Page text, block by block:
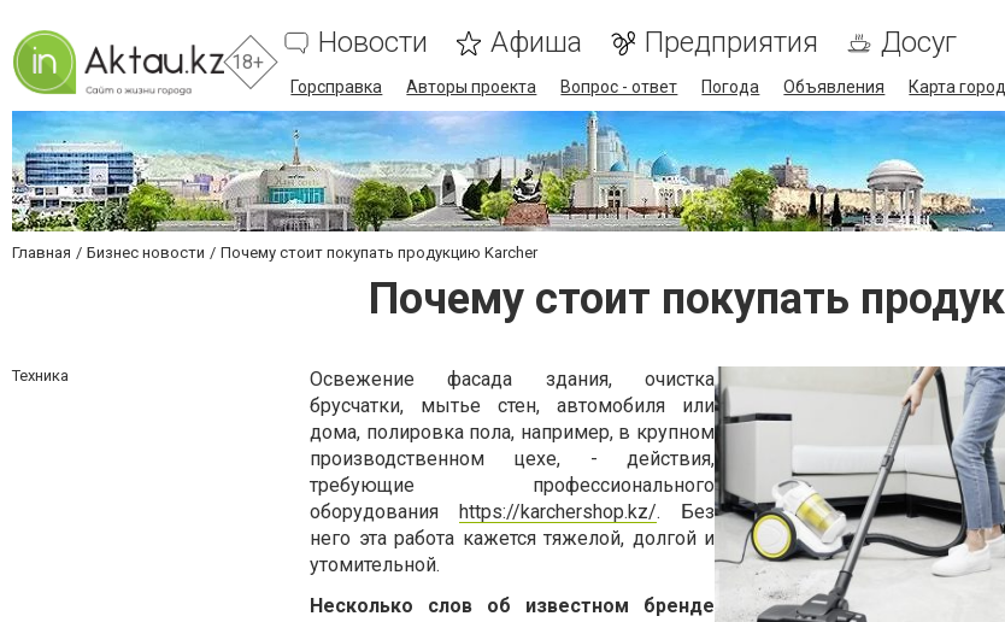
18+
Новости Афиша Предприятия Досуг
Горсправка Авторы проекта Вопрос - ответ Погода Объявления Карта
Главная Бизнес новости Почему стоит покупать продукцию Karcher
Почему стоит покупать
Техника Освежение фасада здания,очистка
брусчатки, мытье стен, автомобиля
или
дома, полировка пола, например, в крупном
производственном
цехе, -действия,
требующие
профессионального
оборудования https://karchershop.kz/.
Без
него эта работа кажется тяжелой, долгой и
утомительной.
Несколько
слов об известном
бренде